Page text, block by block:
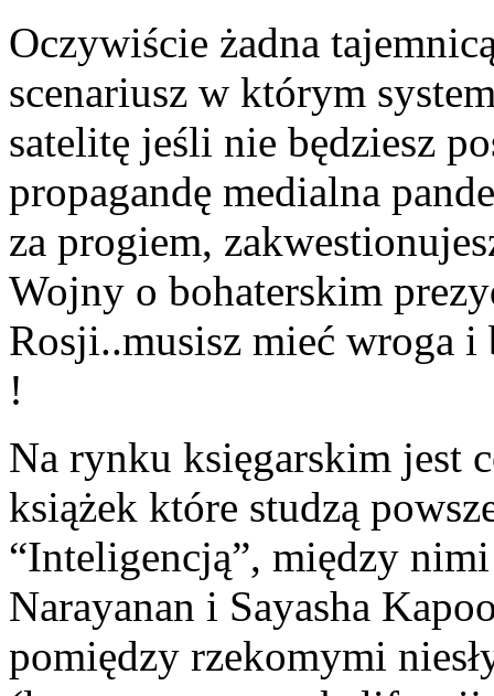
Oczywiście żadna
scenariusz w którym
satelitę jeśli nie będziesz
propagandę medialna
za progiem,
Wojny o bohaterskim
Rosji..musisz mieć wroga i
!
Na rynku księgarskim jest
książek które studzą
“Inteligencją”, między
Narayanan i Sayasha
pomiędzy rzekomymi